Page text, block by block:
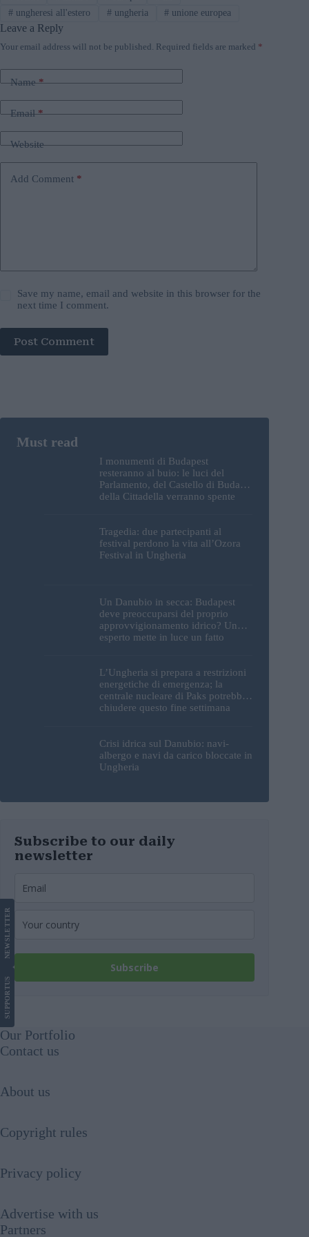
#ungheresi all'estero #ungheria # unione europea
Leave a Reply
Your email address will not be published. Required fields are marked *
Name*
Email*
Website
Add Comment *
Save my name, email and website in this browser for the
next time I comment.
Post Comment
I monumenti di Budapest
resteranno al buio: le luci del
Parlamento, del Castello di Buda e
della Cittadella verranno spente
Tragedia: due partecipanti al
festival perdono la vita all’Ozora
Festival in Ungheria
Un Danubio in secca: Budapest
deve preoccuparsi del proprio
approvvigionamento idrico? Un
esperto mette in luce un fatto
L’Ungheria si prepara a restrizioni
energetiche di emergenza; la
centrale nucleare di Paks potrebbe
chiudere questo fine settimana
Crisi idrica sul Danubio: navi-
albergo e navi da carico bloccate in
Ungheria
Subscribe to our daily
newsletter
Subscribe
SUPPORT
US
NEWS
LETTER
Our Portfolio
Contact us
About us
Copyright rules
Privacy policy
Advertise with us
Partners